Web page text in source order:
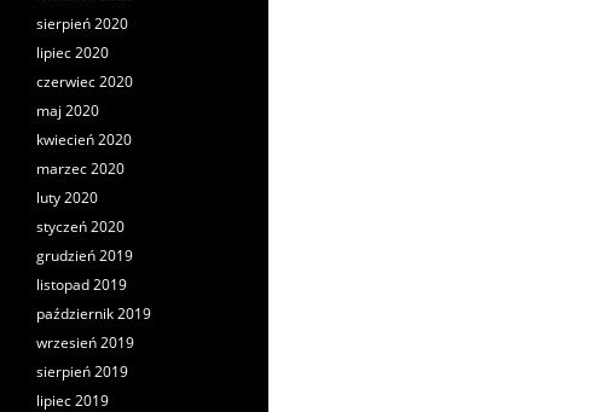
sierpień 2020
lipiec 2020
czerwiec 2020
maj 2020
kwiecień 2020
marzec 2020
luty 2020
styczeń 2020
grudzień 2019
listopad 2019
październik 2019
wrzesień 2019
sierpień 2019
lipiec 2019